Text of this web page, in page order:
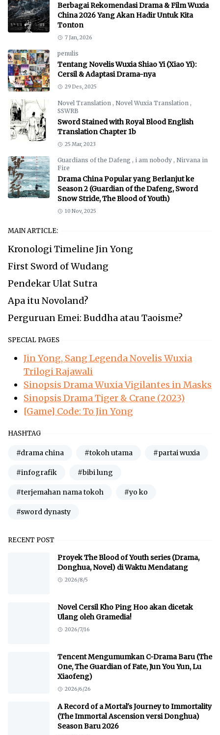
Berbagai Rekomendasi Drama & Film Wuxia
China 2026 Yang Akan Hadir Untuk Kita
Tonton
7 Jan, 2026
penulis
Tentang Novelis Wuxia Shiao Yi (Xiao Yi):
Cersil & Adaptasi Drama-nya
29 Des, 2025
Novel Translation , Novel Wuxia Translation ,
SSWRB
Sword Stained with Royal Blood English
Translation Chapter 1b
25 Mar, 2023
Guardians of the Dafeng , i am nobody , Nirvana in
Fire
Drama China Popular yang Berlanjut ke
Season 2 (Guardian of the Dafeng, Sword
Snow Stride, The Blood of Youth)
10 Nov, 2025
MAIN ARTICLE:
Kronologi Timeline Jin Yong
First Sword of Wudang
Pendekar Ulat Sutra
Apa itu Novoland?
Perguruan Emei: Buddha atau Taoisme?
SPECIAL PAGES
Jin Yong, Sang Legenda Novelis Wuxia
Trilogi Rajawali
Sinopsis Drama Wuxia Vigilantes in Masks
Sinopsis Drama Tiger & Crane (2023)
[Game] Code: To Jin Yong
HASHTAG
#drama china #tokoh utama #partai wuxia
#infografik #bibi lung
#terjemahan nama tokoh #yo ko
#sword dynasty
RECENT POST
Proyek The Blood of Youth series (Drama,
Donghua, Novel) di Waktu Mendatang
2026/8/5
Novel Cersil Kho Ping Hoo akan dicetak
Ulang oleh Gramedia!
2026/7/16
Tencent Mengumumkan C-Drama Baru (The
One, The Guardian of Fate, Jun You Yun, Lu
Xiaofeng)
2026/6/26
A Record of a Mortal's Journey to Immortality
(The Immortal Ascension versi Donghua)
Season Baru 2026